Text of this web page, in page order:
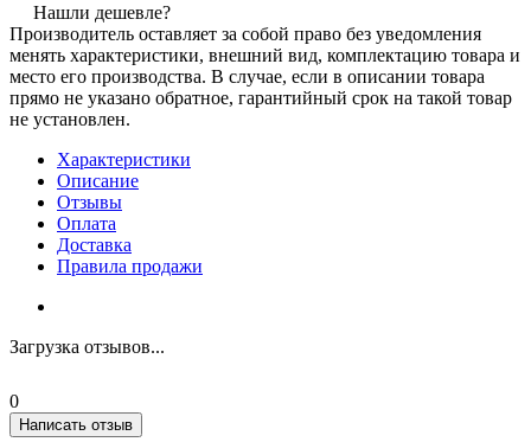
Нашли дешевле?
Производитель оставляет за собой право без уведомления
менять характеристики, внешний вид, комплектацию товара и
место его производства. В случае, если в описании товара
прямо не указано обратное, гарантийный срок на такой товар
не установлен.
Характеристики
Описание
Отзывы
Оплата
Доставка
Правила продажи
Загрузка отзывов...
0
Написать отзыв